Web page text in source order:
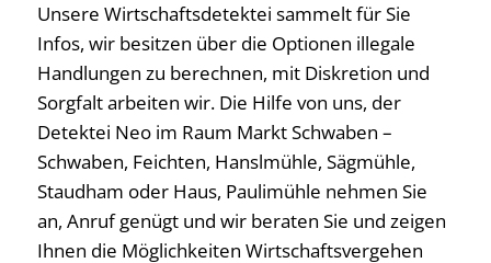
Unsere Wirtschaftsdetektei sammelt für Sie
Infos, wir besitzen über die Optionen illegale
Handlungen zu berechnen, mit Diskretion und
Sorgfalt arbeiten wir. Die Hilfe von uns, der
Detektei Neo im Raum Markt Schwaben –
Schwaben, Feichten, Hanslmühle, Sägmühle,
Staudham oder Haus, Paulimühle nehmen Sie
an, Anruf genügt und wir beraten Sie und zeigen
Ihnen die Möglichkeiten Wirtschaftsvergehen